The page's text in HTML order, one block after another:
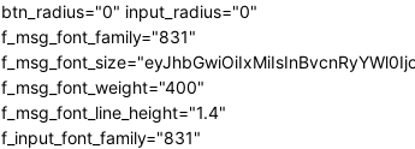
btn_radius="0" input_radius="0"
f_msg_font_family="831"
f_msg_font_weight="400"
f_msg_font_line_height="1.4"
f_input_font_family="831"